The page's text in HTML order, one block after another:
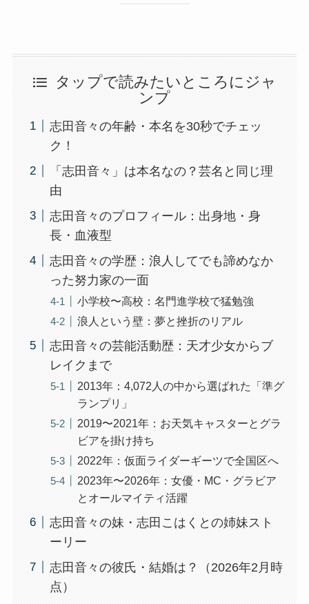
タップで読みたいところにジャ
ンプ
志田音々の年齢・本名を30秒でチェッ
ク！
「志田音々」は本名なの？芸名と同じ理
由
志田音々のプロフィール：出身地・身
長・血液型
志田音々の学歴：浪人してでも諦めなか
った努力家の一面
小学校〜高校：名門進学校で猛勉強
浪人という壁：夢と挫折のリアル
志田音々の芸能活動歴：天才少女からブ
レイクまで
2013年：4,072人の中から選ばれた「準グ
ランプリ」
2019〜2021年：お天気キャスターとグラ
ビアを掛け持ち
2022年：仮面ライダーギーツで全国区へ
2023年〜2026年：女優・MC・グラビア
とオールマイティ活躍
志田音々の妹・志田こはくとの姉妹スト
ーリー
志田音々の彼氏・結婚は？（2026年2月時
点）